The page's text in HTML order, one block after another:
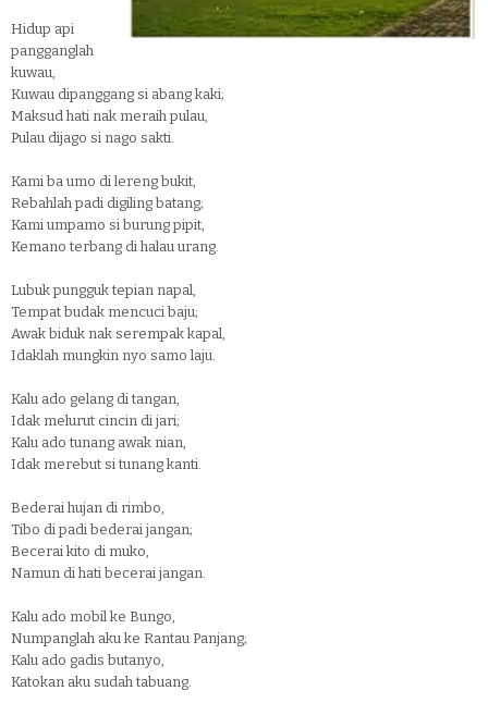
Hidup api
pangganglah
kuwau,
Kuwau dipanggang si abang kaki;
Maksud hati nak meraih pulau,
Pulau dijago si nago sakti.
Kami ba umo di lereng bukit,
Rebahlah padi digiling batang;
Kami umpamo si burung pipit,
Kemano terbang di halau urang.
Lubuk pungguk tepian napal,
Tempat budak mencuci baju;
Awak biduk nak serempak kapal,
Idaklah mungkin nyo samo laju.
Kalu ado gelang di tangan,
Idak melurut cincin di jari;
Kalu ado tunang awak nian,
Idak merebut si tunang kanti.
Bederai hujan di rimbo,
Tibo di padi bederai jangan;
Becerai kito di muko,
Namun di hati becerai jangan.
Kalu ado mobil ke Bungo,
Numpanglah aku ke Rantau Panjang;
Kalu ado gadis butanyo,
Katokan aku sudah tabuang.